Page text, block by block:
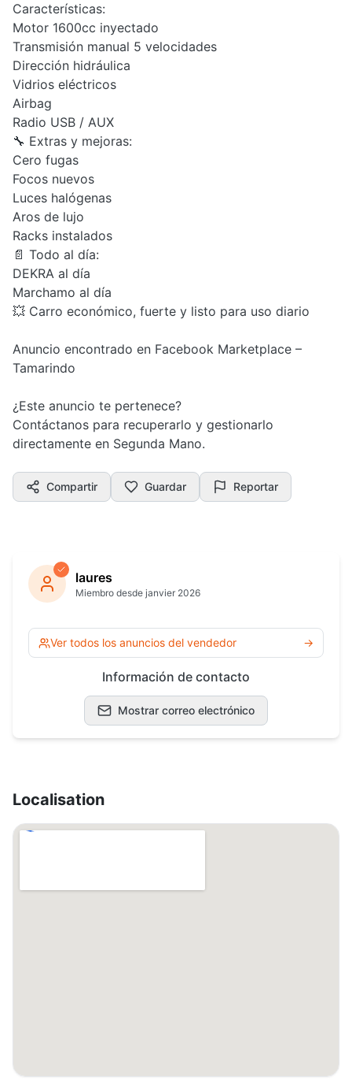
Características:
Motor 1600cc inyectado
Transmisión manual 5 velocidades
Dirección hidráulica
Vidrios eléctricos
Airbag
Radio USB / AUX
🔧 Extras y mejoras:
Cero fugas
Focos nuevos
Luces halógenas
Aros de lujo
Racks instalados
📄 Todo al día:
DEKRA al día
Marchamo al día
💥 Carro económico, fuerte y listo para uso diario
Anuncio encontrado en Facebook Marketplace –
Tamarindo
¿Este anuncio te pertenece?
Contáctanos para recuperarlo y gestionarlo
directamente en Segunda Mano.
Compartir Guardar Reportar
laures
Miembro desde janvier 2026
Ver todos los anuncios del vendedor →
Información de contacto
Mostrar correo electrónico
Localisation